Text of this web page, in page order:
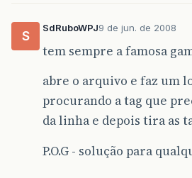
S
SdRuboWPJ9 de jun. de 2008
tem sempre a famosa
abre o arquivo e faz um
procurando a tag que
da linha e depois tira as
P.O.G - solução para